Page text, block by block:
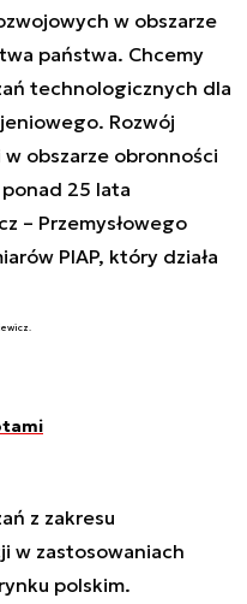
w obszarze
państwa. Chcemy
technologicznych dla
Rozwój
obszarze obronności
25 lata
– Przemysłowego
PIAP, który działa
z zakresu
w zastosowaniach
polskim.